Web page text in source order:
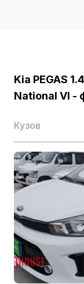
Расположение
Количество
Количество
Механизм
Класс топлива
Способ
Материал
Kia PEGAS
National VI -
Кузов